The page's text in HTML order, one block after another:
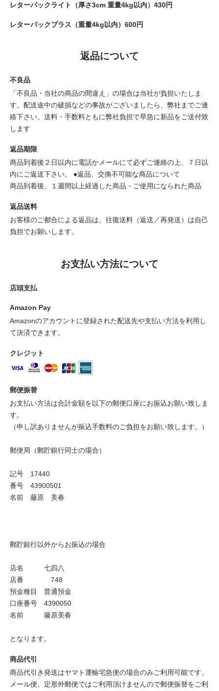
レターパックライト（厚さ3cm 重量4kg以内）430円
レターパックプラス（重量4kg以内）600円
返品について
不良品
「不良品・当社の商品の間違え」の場合は当社が負担いたしま
す。配送途中の破損などの事故がございましたら、弊社までご連
絡下さい。送料・手数料ともに弊社負担で早急に新品をご送付致
します
返品期限
商品到着後２日以内に電話かメールにて必ずご連絡の上、７日以
内にご返送下さい。 ●返品、交換不可能な商品について
商品到着後、１週間以上経過した商品・ご使用になられた商品
返品送料
お客様のご都合による返品は、往復送料（返送／再発送）は自己
負担でお願いします。
お支払い方法について
店頭支払
Amazon Pay
Amazonのアカウントに登録された配送先や支払い方法を利用し
て決済できます。
クレジット
郵便振替
お支払い方法は合計金額を以下の郵便口座にお振込お願い致しま
す。
（申し訳ありませんが振込手数料のご負担をお願い致します。）
郵便局（郵貯銀行同士の場合）
記号 17440
番号 43900501
名前 藤原 美春
郵貯銀行以外からお振込の場合
店名 七四八
店番 748
預金種目 普通預金
口座番号 4390050
名前 藤原美春
となります。
商品代引
商品代引き発送はヤマト運輸宅急便の場合のみご利用可能です。
メール便、定形外郵便ではご利用頂けませんので郵便振替をご利